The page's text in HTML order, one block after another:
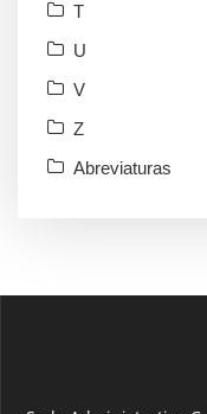
T
U
V
Z
Abreviaturas